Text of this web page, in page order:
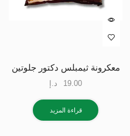
معكرونة ثيمبلس دكتور جلوتين
19.00 د.إ
قراءة المزيد